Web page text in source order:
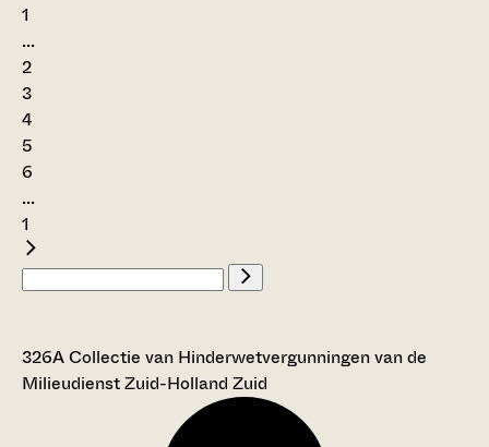
1
...
2
3
4
5
6
...
1
326A Collectie van Hinderwetvergunningen van de
Milieudienst Zuid-Holland Zuid